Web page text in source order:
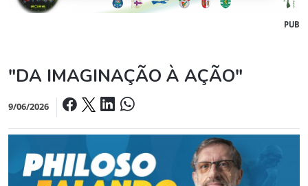
PUB
"DA IMAGINAÇÃO À AÇÃO"
9/06/2026